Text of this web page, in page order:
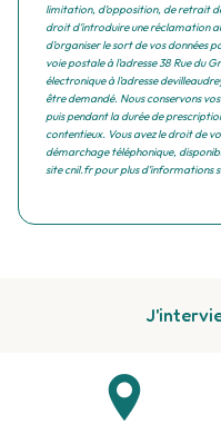
limitation, d’opposition, de retrait
droit d’introduire une réclamation
d’organiser le sort de vos données
voie postale à l'adresse 38 Rue du
électronique à l'adresse
être demandé. Nous conservons
puis pendant la durée de
contentieux. Vous avez le droit de
démarchage téléphonique,
site cnil.fr pour plus d’informations